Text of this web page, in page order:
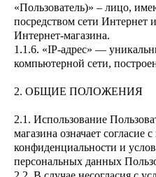
«Пользователь)» – лицо,
посредством сети Интернет
Интернет-магазина.
1.1.6. «IP-адрес» —
компьютерной сети,
2. ОБЩИЕ ПОЛОЖЕНИЯ
2.1. Использование
магазина означает согласие
конфиденциальности и
персональных данных